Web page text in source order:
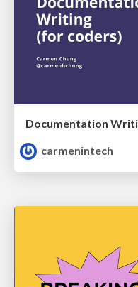
Documentation
carmenintech